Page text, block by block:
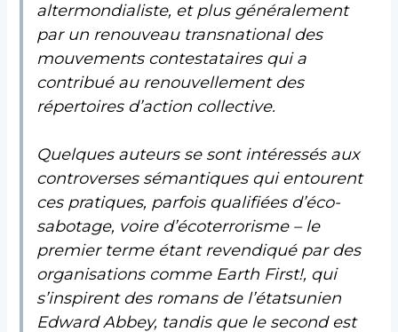
altermondialiste, et plus généralement
par un renouveau transnational des
mouvements contestataires qui a
contribué au renouvellement des
répertoires d’action collective.
Quelques auteurs se sont intéressés aux
controverses sémantiques qui entourent
ces pratiques, parfois qualifiées d’éco-
sabotage, voire d’écoterrorisme – le
premier terme étant revendiqué par des
organisations comme Earth First!, qui
s’inspirent des romans de l’étatsunien
Edward Abbey, tandis que le second est